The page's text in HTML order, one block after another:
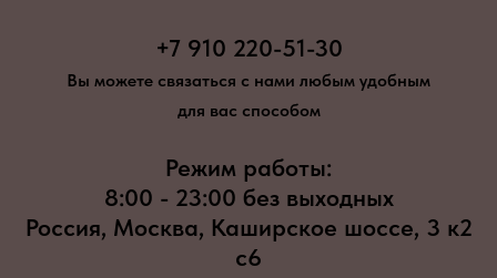
+7 910 220-51-30
Вы можете связаться с нами любым удобным
для вас способом
Режим работы:
8:00 - 23:00 без выходных
Россия, Москва, Каширское шоссе, 3 к2
с6